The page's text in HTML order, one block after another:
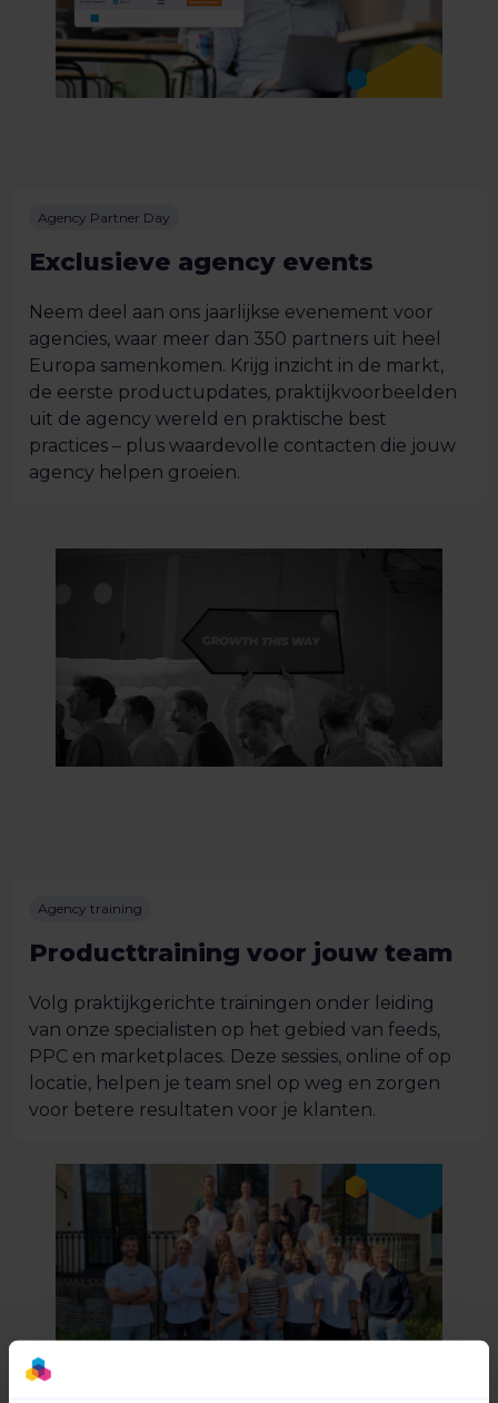
Agency Partner Day
Exclusieve agency events
Neem deel aan ons jaarlijkse evenement voor
agencies, waar meer dan 350 partners uit heel
Europa samenkomen. Krijg inzicht in de markt,
de eerste productupdates, praktijkvoorbeelden
uit de agency wereld en praktische best
practices – plus waardevolle contacten die jouw
agency helpen groeien.
Agency training
Producttraining voor jouw team
Volg praktijkgerichte trainingen onder leiding
van onze specialisten op het gebied van feeds,
PPC en marketplaces. Deze sessies, online of op
locatie, helpen je team snel op weg en zorgen
voor betere resultaten voor je klanten.